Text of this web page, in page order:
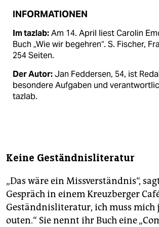
INFORMATIONEN
Im tazlab:Am 14. April liest Carolin
Buch „Wie wir begehren“. S. Fischer,
254 Seiten.
Der Autor:Jan Feddersen, 54, ist
besondere Aufgaben und
tazlab.
Keine Geständnisliteratur
„Das wäre ein Missverständnis“,
Gespräch in einem Kreuzberger
Geständnisliteratur, ich muss mich
outen.“ Sie nennt ihr Buch eine